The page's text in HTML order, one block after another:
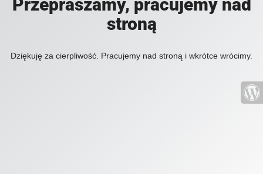
Przepraszamy, pracujemy nad
stroną
Dziękuję za cierpliwość. Pracujemy nad stroną i wkrótce wrócimy.